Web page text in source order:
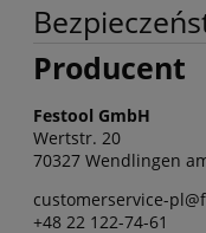
Producent
Festool GmbH
Wertstr. 20
70327 Wendlingen
customerservice-
+48 22 122-74-61